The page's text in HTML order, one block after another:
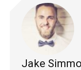
Jake